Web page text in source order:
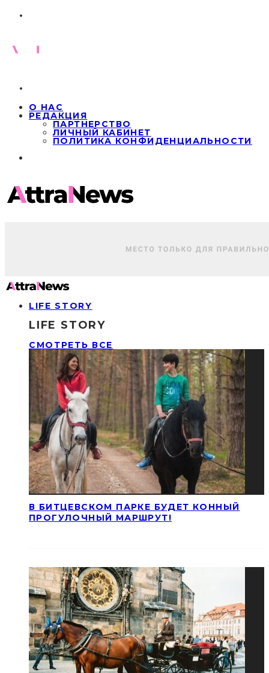
О НАС
РЕДАКЦИЯ
ПАРТНЕРСТВО
ЛИЧНЫЙ КАБИНЕТ
ПОЛИТИКА КОНФИДЕНЦИАЛЬНОСТИ
LIFE STORY
LIFE STORY
СМОТРЕТЬ ВСЕ
В БИТЦЕВСКОМ ПАРКЕ БУДЕТ КОННЫЙ
ПРОГУЛОЧНЫЙ МАРШРУТ!